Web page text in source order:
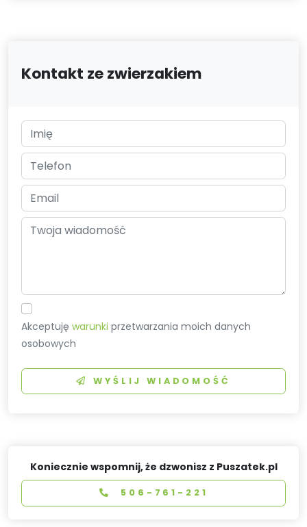
Kontakt ze zwierzakiem
Akceptujęwarunki przetwarzania moich danych
osobowych
WYŚLIJ WIADOMOŚĆ
Koniecznie wspomnij, że dzwonisz z Puszatek.pl
506-761-221